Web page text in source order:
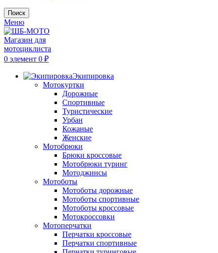
Поиск
Меню
0 элемент 0 ₽
Экипировка
Мотокуртки
Дорожные
Спортивные
Туристические
Урбан
Кожаные
Женские
Мотобрюки
Брюки кроссовые
Мотобрюки туринг
Мотоджинсы
Мотоботы
Мотоботы дорожные
Мотоботы спортивные
Мотоботы кроссовые
Мотокроссовки
Мотоперчатки
Перчатки кроссовые
Перчатки спортивные